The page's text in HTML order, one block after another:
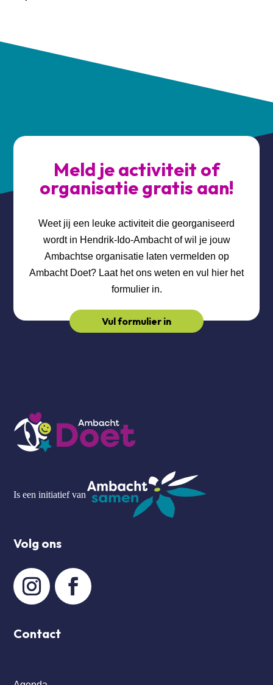
Meld je activiteit of
organisatie gratis aan!
Weet jij een leuke activiteit die georganiseerd
wordt in Hendrik-Ido-Ambacht of wil je jouw
Ambachtse organisatie laten vermelden op
Ambacht Doet? Laat het ons weten en vul hier het
formulier in.
Vul formulier in
Is een initiatief van
Volg ons
Contact